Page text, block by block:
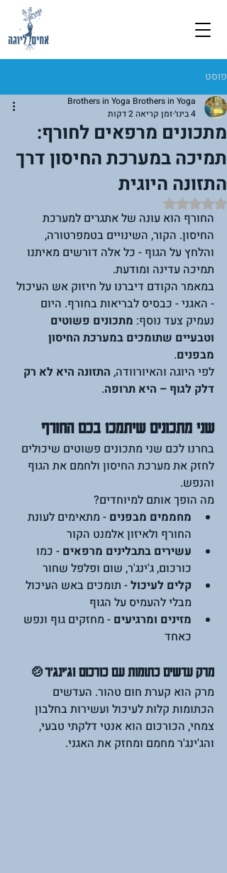
פוסט
מתכונים מרפאים לחורף:
תמיכה במערכת החיסון דרך
התזונה היוגית
Brothers in Yoga Brothers in Yoga
4 בינו׳
זמן קריאה 2 דקות
דירוג של NaN מתוך 5 כוכבים
החורף הוא עונה של אתגרים למערכת
החיסון. הקור, השינויים בטמפרטורה,
והלחץ על הגוף - כל אלה דורשים מאיתנו
תמיכה עדינה ומודעת.
במאמר הקודם דיברנו על חיזוק אש העיכול
- האגני - כבסיס לבריאות בחורף. היום
נעמיק צעד נוסף: מתכונים פשוטים
וטבעיים שתומכים במערכת החיסון
מבפנים.
לפי היוגה והאיורוודה, התזונה היא לא רק
דלק לגוף – היא תרופה.
שני מתכונים שיתמכו בכם החורף
בחרנו לכם שני מתכונים פשוטים שיכולים
לחזק את מערכת החיסון ולחמם את הגוף
והנפש.
מה הופך אותם למיוחדים?
מחממים מבפנים - מתאימים לעונת
החורף ולאיזון אלמנט הקור
עשירים בתבלינים מרפאים - כמו
כורכום, ג'ינג'ר, שום ופלפל שחור
קלים לעיכול - תומכים באש העיכול
מבלי להעמיס על הגוף
מזינים ומרגיעים - מחזקים גוף ונפש
כאחד
מרק עדשים כתומות עם כורכום וג'ינג'ר🍲
מרק הוא קערת חום טהור. העדשים
הכתומות קלות לעיכול ועשירות בחלבון
צמחי, הכורכום הוא אנטי דלקתי טבעי,
והג'ינג'ר מחמם ומחזק את האגני.